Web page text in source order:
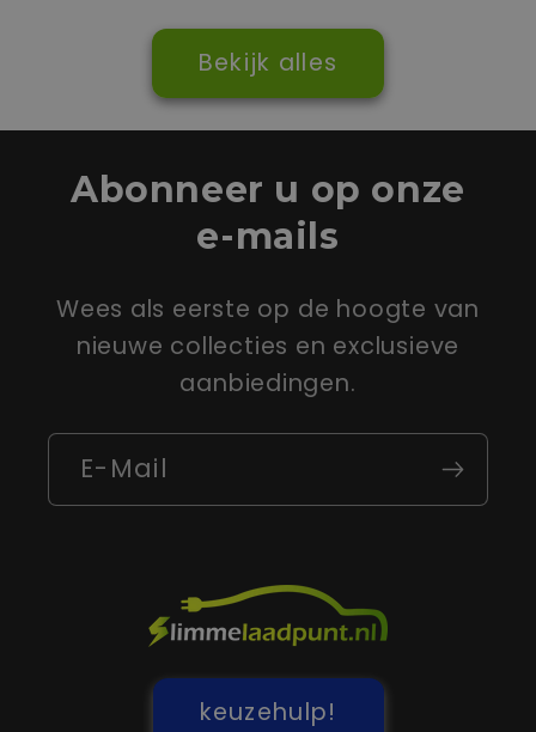
Bekijk alles
Abonneer u op onze
e-mails
Wees als eerste op de hoogte van
nieuwe collecties en exclusieve
aanbiedingen.
E-Mail
keuzehulp!